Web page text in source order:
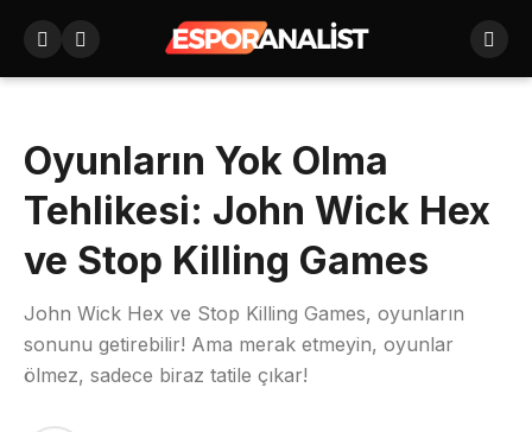
Oyunların Yok Olma
Tehlikesi: John Wick Hex
ve Stop Killing Games
John Wick Hex ve Stop Killing Games, oyunların
sonunu getirebilir! Ama merak etmeyin, oyunlar
ölmez, sadece biraz tatile çıkar!